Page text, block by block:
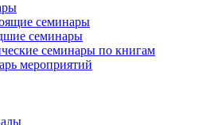
семинары
семинары
семинары по книгам
мероприятий